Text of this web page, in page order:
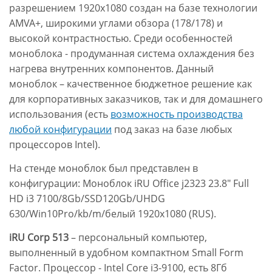
разрешением 1920x1080 создан на базе технологии
AMVA+, широкими углами обзора (178/178) и
высокой контрастностью. Среди особенностей
моноблока - продуманная система охлаждения без
нагрева внутренних компонентов. Данный
моноблок – качественное бюджетное решение как
для корпоративных заказчиков, так и для домашнего
использования (есть возможность производства
любой конфигурации под заказ на базе любых
процессоров Intel).
На стенде моноблок был представлен в
конфигурации: Моноблок iRU Office j2323 23.8" Full
HD i3 7100/8Gb/SSD120Gb/UHDG
630/Win10Pro/kb/m/белый 1920x1080 (RUS).
iRU Corp 513– персональный компьютер,
выполненный в удобном компактном Small Form
Factor. Процессор - Intel Core i3-9100, есть 8Гб